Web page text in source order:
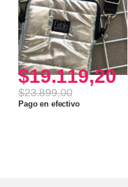
$19.119,20
$23.899,00
Pago en efectivo